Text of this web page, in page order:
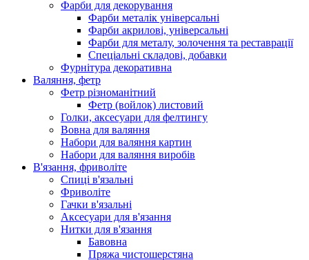
Фарби для декорування
Фарби металік універсальні
Фарби акрилові, універсальні
Фарби для металу, золочення та реставрації
Спеціальні складові, добавки
Фурнітура декоративна
Валяння, фетр
Фетр різноманітний
Фетр (войлок) листовий
Голки, аксесуари для фелтингу
Вовна для валяння
Набори для валяння картин
Набори для валяння виробів
В'язання, фриволіте
Спиці в'язальні
Фриволіте
Гачки в'язальні
Аксесуари для в'язання
Нитки для в'язання
Бавовна
Пряжа чистошерстяна